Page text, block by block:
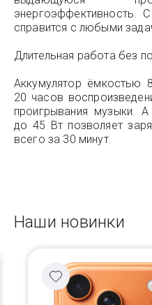
энергоэффективность.
справится с любыми
Длительная работа без
Аккумулятор ёмкостью
20 часов
проигрывания музыки.
до 45 Вт позволяет
всего за 30 минут.
Наши новинки